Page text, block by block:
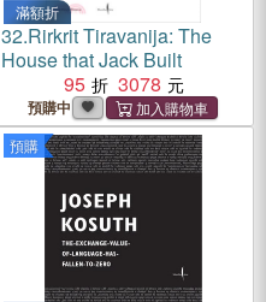
滿額折
32.Rirkrit Tiravanija: The
House that Jack Built
95
3078
預購中
預購